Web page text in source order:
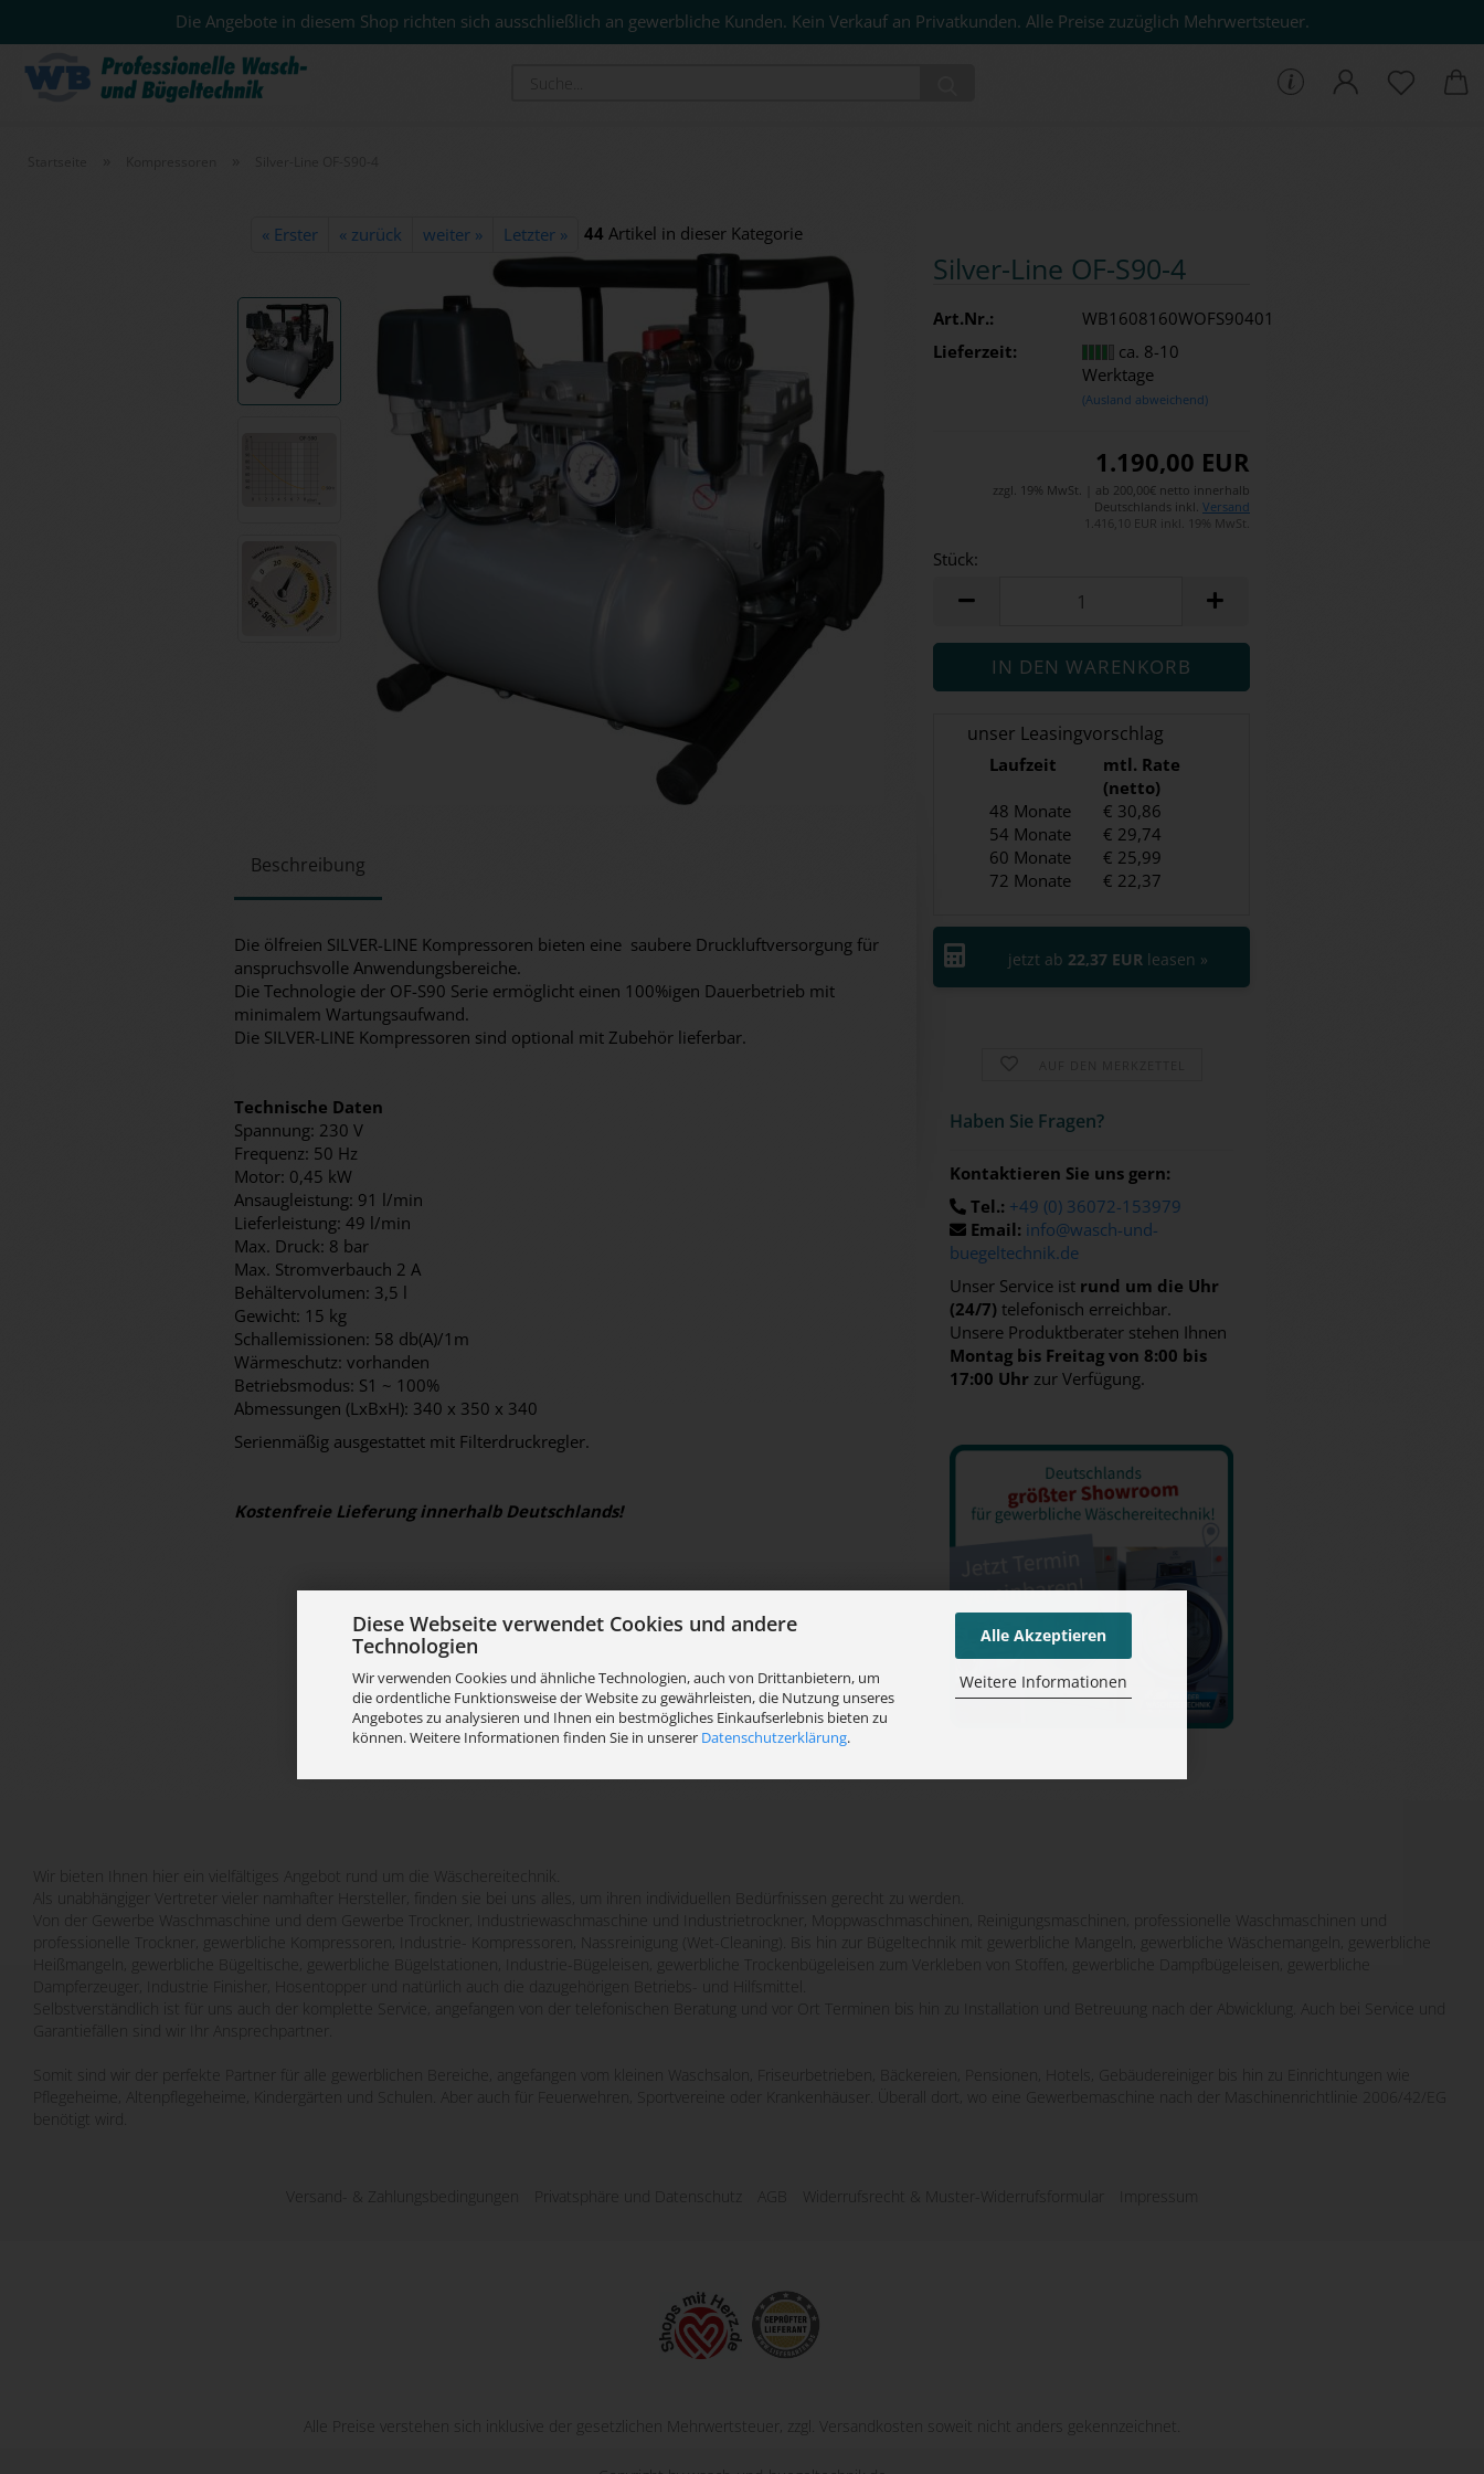
Diese Webseite verwendet Cookies und andere
Technologien
Wir verwenden Cookies und ähnliche Technologien, auch von Drittanbietern, um
die ordentliche Funktionsweise der Website zu gewährleisten, die Nutzung unseres
Angebotes zu analysieren und Ihnen ein bestmögliches Einkaufserlebnis bieten zu
können. Weitere Informationen finden Sie in unserer Datenschutzerklärung.
Alle Akzeptieren
Weitere Informationen
Die Angebote in diesem Shop richten sich ausschließlich an gewerbliche Kunden. Kein Verkauf an Privatkunden. Alle Preise zuzüglich Mehrwertsteuer.
« Erster « zurück weiter » Letzter » 44 Artikel in dieser Kategorie
Silver-​Line OF-​S90-4
Art.Nr.:
WB1608160WOFS90401
Lieferzeit:
ca. 8-10
Werktage
(Ausland abweichend)
1.190,00 EUR
zzgl. 19% MwSt. | ab 200,00€ netto innerhalb
Deutschlands inkl. Versand
1.416,10 EUR inkl. 19% MwSt.
Stück:
Stück
unser Leasingvorschlag
Laufzeit
mtl. Rate
(netto)
48 Monate
€ 30,86
54 Monate
€ 29,74
60 Monate
€ 25,99
72 Monate
€ 22,37
jetzt ab 22,37 EURleasen »
Haben Sie Fra­gen?
Kontaktieren Sie uns gern:
Tel.: +49 (0) 36072-153979
Email: info@wasch-und-
buegeltechnik.de
Unser Service ist rund um die Uhr
(24/7) telefonisch erreichbar.
Unsere Produktberater stehen Ihnen
Montag bis Freitag von 8:00 bis
17:00 Uhr zur Verfügung.
Beschreibung
Die ölfreien SILVER-LINE Kompressoren bieten eine saubere Druckluftversorgung für
anspruchsvolle Anwendungsbereiche.
Die Technologie der OF-S90 Serie ermöglicht einen 100%igen Dauerbetrieb mit
minimalem Wartungsaufwand.
Die SILVER-LINE Kompressoren sind optional mit Zubehör lieferbar.
Technische Daten
Spannung: 230 V
Frequenz: 50 Hz
Motor: 0,45 kW
Ansaugleistung: 91 l/min
Lieferleistung: 49 l/min
Max. Druck: 8 bar
Max. Stromverbauch 2 A
Behältervolumen: 3,5 l
Gewicht: 15 kg
Schallemissionen: 58 db(A)/1m
Wärmeschutz: vorhanden
Betriebsmodus: S1 ~ 100%
Abmessungen (LxBxH): 340 x 350 x 340
Serienmäßig ausgestattet mit Filterdruckregler.
Kostenfreie Lieferung innerhalb Deutschlands!
Wir bieten Ihnen hier ein vielfältiges Angebot rund um die Wäschereitechnik.
Als unabhängiger Vertreter vieler namhafter Hersteller, finden sie bei uns alles, um ihren individuellen Bedürfnissen gerecht zu werden.
Von der Gewerbe Waschmaschine und dem Gewerbe Trockner, Industriewaschmaschine und Industrietrockner, Moppwaschmaschinen, Reinigungsmaschinen, professionelle Waschmaschinen und
professionelle Trockner, gewerbliche Kompressoren, Industrie- Kompressoren, Nassreinigung (Wet-Cleaning). Bis hin zur Bügeltechnik mit gewerbliche Mangeln, gewerbliche Wäschemangeln, gewerbliche
Heißmangeln, gewerbliche Bügeltische, gewerbliche Bügelstationen, Industrie-Bügeleisen, gewerbliche Trockenbügeleisen zum Verkleben von Stoffen, gewerbliche Dampfbügeleisen, gewerbliche
Dampferzeuger, Industrie Finisher, Hosentopper und natürlich auch die dazugehörigen Betriebs- und Hilfsmittel.
Selbstverständlich ist für uns auch der komplette Service, angefangen von der telefonischen Beratung und vor Ort Terminen bis hin zu Installation und Betreuung nach der Abwicklung. Auch bei Service und
Garantiefällen sind wir Ihr Ansprechpartner.
Somit sind wir der perfekte Partner für alle gewerblichen Bereiche, angefangen vom kleinen Waschsalon, Friseurbetrieben, Bäckereien, Pensionen, Hotels, Gebäudereiniger bis hin zu Einrichtungen wie
Pflegeheime, Altenpflegeheime, Kindergärten und Schulen. Aber auch für Feuerwehren, Sportvereine oder Krankenhäuser. Überall dort, wo eine Gewerbemaschine nach der Maschinenrichtlinie 2006/42/EG
benötigt wird.
Versand- & Zahlungsbedingungen Privatsphäre und Datenschutz AGB Widerrufsrecht & Muster-Widerrufsformular Impressum
Alle Preise verstehen sich inklusive der gesetzlichen Mehrwertsteuer, zzgl. Versandkosten soweit nicht anders gekennzeichnet.